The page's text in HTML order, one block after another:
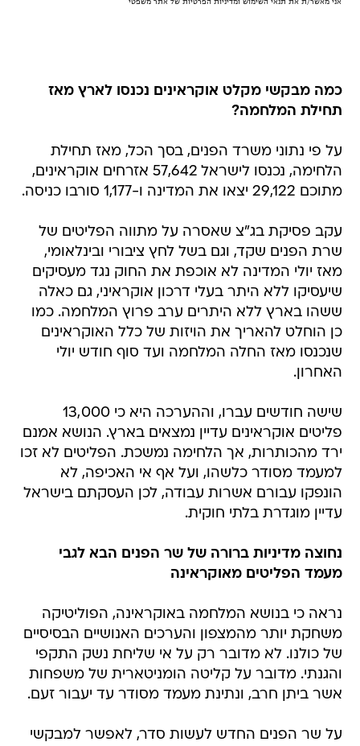
כמה מבקשי מקלט אוקראינים נכנסו לארץ מאז
תחילת המלחמה?
על פי נתוני משרד הפנים, בסך הכל, מאז תחילת
הלחימה, נכנסו לישראל 57,642 אזרחים אוקראינים,
מתוכם 29,122 יצאו את המדינה ו-1,177 סורבו כניסה.
עקב פסיקת בג"צ שאסרה על מתווה הפליטים של
שרת הפנים שקד, וגם בשל לחץ ציבורי ובינלאומי,
מאז יולי המדינה לא אוכפת את החוק נגד מעסיקים
שיעסיקו ללא היתר בעלי דרכון אוקראיני, גם כאלה
ששהו בארץ ללא היתרים ערב פרוץ המלחמה. כמו
כן הוחלט להאריך את הויזות של כלל האוקראינים
שנכנסו מאז החלה המלחמה ועד סוף חודש יולי
האחרון.
שישה חודשים עברו, וההערכה היא כי 13,000
פליטים אוקראינים עדיין נמצאים בארץ. הנושא אמנם
ירד מהכותרות, אך הלחימה נמשכת. הפליטים לא זכו
למעמד מסודר כלשהו, ועל אף אי האכיפה, לא
הונפקו עבורם אשרות עבודה, לכן העסקתם בישראל
עדיין מוגדרת בלתי חוקית.
נחוצה מדיניות ברורה של שר הפנים הבא לגבי
מעמד הפליטים מאוקראינה
נראה כי בנושא המלחמה באוקראינה, הפוליטיקה
משחקת יותר מהמצפון והערכים האנושיים הבסיסיים
של כולנו. לא מדובר רק על אי שליחת נשק התקפי
והגנתי. מדובר על קליטה הומניטארית של משפחות
אשר ביתן חרב, ונתינת מעמד מסודר עד יעבור זעם.
על שר הפנים החדש לעשות סדר, לאפשר למבקשי